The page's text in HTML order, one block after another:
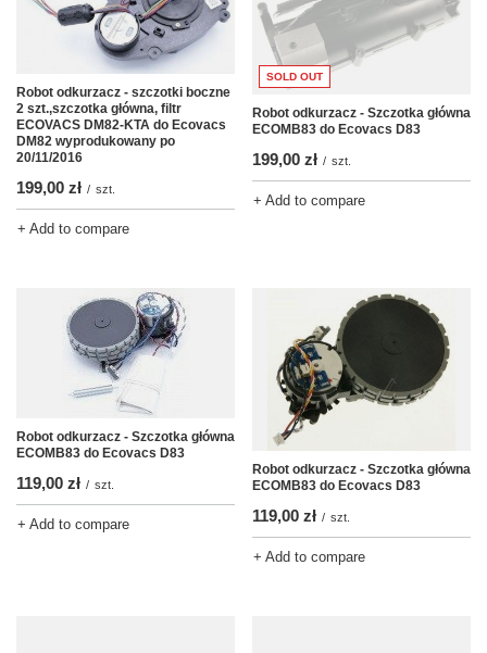
Robot odkurzacz - szczotki boczne
2 szt.,szczotka główna, filtr
ECOVACS DM82-KTA do Ecovacs
DM82 wyprodukowany po
20/11/2016
199,00 zł / szt.
+ Add to compare
SOLD OUT
Robot odkurzacz - Szczotka główna
ECOMB83 do Ecovacs D83
199,00 zł / szt.
+ Add to compare
Robot odkurzacz - Szczotka główna
ECOMB83 do Ecovacs D83
119,00 zł / szt.
+ Add to compare
Robot odkurzacz - Szczotka główna
ECOMB83 do Ecovacs D83
119,00 zł / szt.
+ Add to compare